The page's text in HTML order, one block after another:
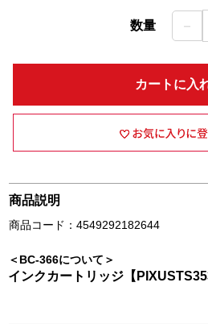
数量 －
カートに入
商品説明
商品コード：4549292182644
＜BC-366について＞
インクカートリッジ【